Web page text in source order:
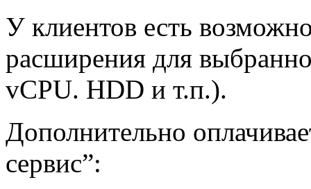
У клиентов есть
расширения для
vCPU. HDD и т.п.).
Дополнительно
сервис”: